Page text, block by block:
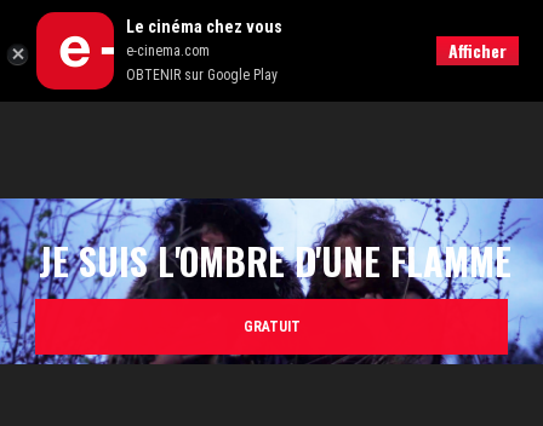
JE SUIS L'OMBRE D'UNE FLAMME
GRATUIT
RECHERCHER
Le cinéma chez vous
e-cinema.com
OBTENIR sur Google Play
Afficher